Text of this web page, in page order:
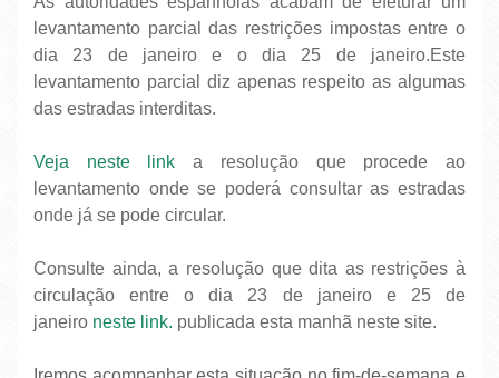
levantamento parcial das restrições impostas entre o
dia 23 de janeiro e o dia 25 de janeiro.Este
levantamento parcial diz apenas respeito as algumas
das estradas interditas.
Veja neste link a resolução que procede ao
levantamento onde se poderá consultar as estradas
onde já se pode circular.
Consulte ainda, a resolução que dita as restrições à
circulação entre o dia 23 de janeiro e 25 de
janeiro neste link. publicada esta manhã neste site.